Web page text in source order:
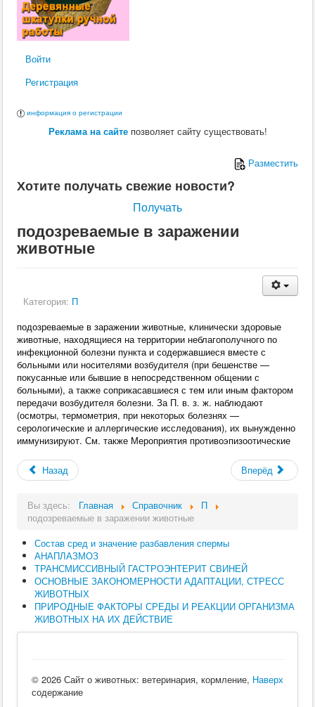
Войти
Регистрация
информация о регистрации
Реклама на сайтепозволяет сайту существовать!
Разместить
Хотите получать свежие новости?
Получать
подозреваемые в заражении
животные
Категория: П
подозреваемые в заражении животные, клинически здоровые
животные, находящиеся на территории неблагополучного по
инфекционной болезни пункта и содержавшиеся вместе с
больными или носителями возбудителя (при бешенстве —
покусанные или бывшие в непосредственном общении с
больными), а также соприкасавшиеся с тем или иным фактором
передачи возбудителя болезни. За П. в. з. ж. наблюдают
(осмотры, термометрия, при некоторых болезнях —
серологические и аллергические исследования), их вынужденно
иммунизируют. См. также Мероприятия противоэпизоотические
Назад Вперёд
Вы здесь: Главная Справочник
П
подозреваемые в заражении животные
Состав сред и значение разбавления спермы
АНАПЛАЗМОЗ
ТРАНСМИССИВНЫЙ ГАСТРОЭНТЕРИТ СВИНЕЙ
ОСНОВНЫЕ ЗАКОНОМЕРНОСТИ АДАПТАЦИИ, СТРЕСС
ЖИВОТНЫХ
ПРИРОДНЫЕ ФАКТОРЫ СРЕДЫ И РЕАКЦИИ ОРГАНИЗМА
ЖИВОТНЫХ НА ИХ ДЕЙСТВИЕ
Наверх
© 2026 Сайт о животных: ветеринария, кормление,
содержание